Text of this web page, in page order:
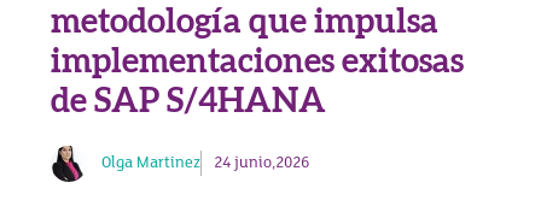
metodología que impulsa
implementaciones exitosas
de SAP S/4HANA
Olga Martínez 24 junio,2026